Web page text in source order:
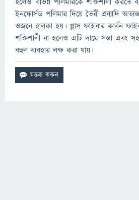
ইনফোর্সড পলিমার দিয়ে তৈরী দ্রব্যাদি
ওজনে হালকা হয়। গ্লাস ফাইবার কার্বন
শক্তিশালী না হলেও এটি দামে সস্তা এবং
বহুল ব্যবহার লক্ষ করা যায়।